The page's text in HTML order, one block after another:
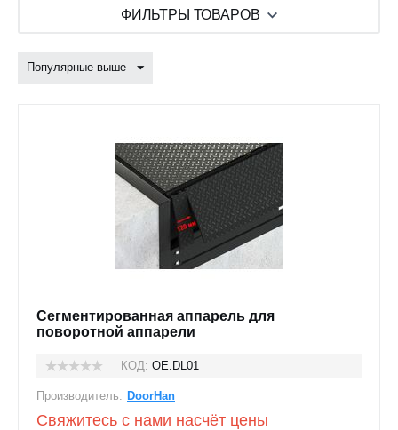
ФИЛЬТРЫ ТОВАРОВ
Популярные выше
Сегментированная аппарель для
поворотной аппарели
КОД: OE.DL01
Производитель: DoorHan
Свяжитесь с нами насчёт цены